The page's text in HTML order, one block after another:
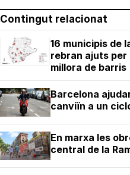
Contingut relacionat
16 municipis de
rebran ajuts
millora de barris
Barcelona
canviïn a un
En marxa les
central de la